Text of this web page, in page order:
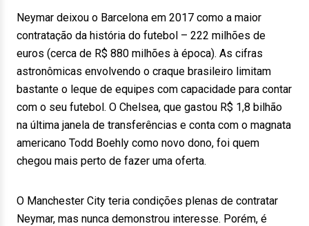
Neymar deixou o Barcelona em 2017 como a maior
contratação da história do futebol – 222 milhões de
euros (cerca de R$ 880 milhões à época). As cifras
astronômicas envolvendo o craque brasileiro limitam
bastante o leque de equipes com capacidade para contar
com o seu futebol. O Chelsea, que gastou R$ 1,8 bilhão
na última janela de transferências e conta com o magnata
americano Todd Boehly como novo dono, foi quem
chegou mais perto de fazer uma oferta.
O Manchester City teria condições plenas de contratar
Neymar, mas nunca demonstrou interesse. Porém, é